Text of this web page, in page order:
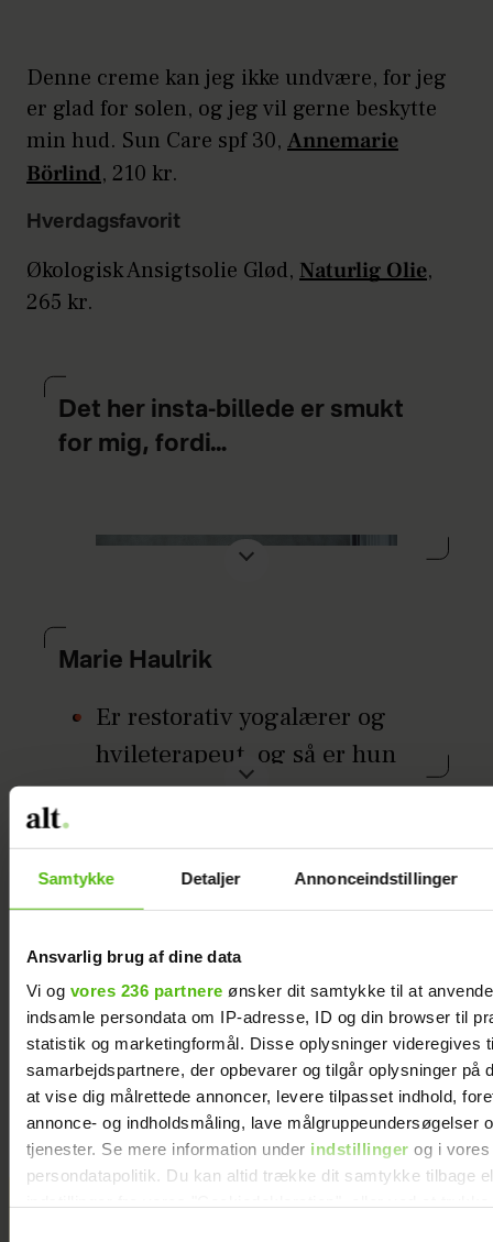
Samtykke Detaljer Annonceindstillinger
Ansvarlig brug af dine data
Vi og vores 236 partnere ønsker dit samtykke til at
indsamle persondata om IP-adresse, ID og din browser til
statistik og marketingformål. Disse oplysninger videregives
samarbejdspartnere, der opbevarer og tilgår oplysninger på
at vise dig målrettede annoncer, levere tilpasset indhold,
annonce- og indholdsmåling, lave målgruppeundersøgelser
tjenester. Se mere information under indstillinger og i vores
persondatapolitik. Du kan altid trække dit samtykke tilbage
Denne creme kan jeg ikke undvære, for jeg
er glad for solen, og jeg vil gerne beskytte
min hud. Sun Care spf 30, Annemarie
Börlind, 210 kr.
Hverdagsfavorit
Økologisk Ansigtsolie Glød, Naturlig Olie,
265 kr.
Det her insta-billede er smukt
for mig, fordi…
Billedet bekræfter mig i, hvor
nærende og styrkende, hvilen er for
sådanne livspraksisser, der
vedholdende vækker følelsen af at
være fuldstændig hel. Det er så smuk
en energi, og jeg kigger ofte på
repræsenterer rigtig meget i min
egen historie og min væren i dag.
Marie Haulrik
Er restorativ yogalærer og
hvileterapeut, og så er hun
aktuel med bogen ”Hvile –
Hun er 45 år, kæreste med
Michael og mor til to piger på
8 og 11 år.